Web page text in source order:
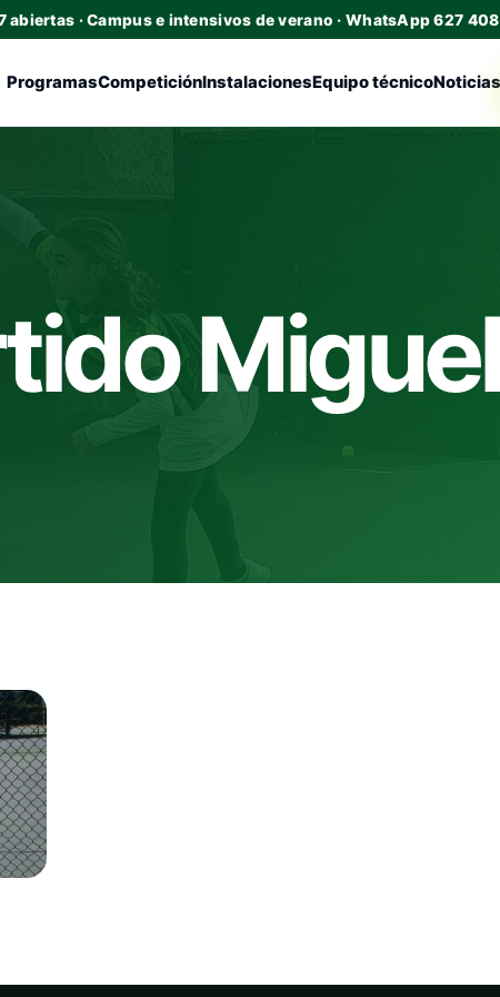
· Campus e intensivos de verano · WhatsApp 627
ProgramasCompeticiónInstalacionesEquipo técnicoNoticias
Miguel